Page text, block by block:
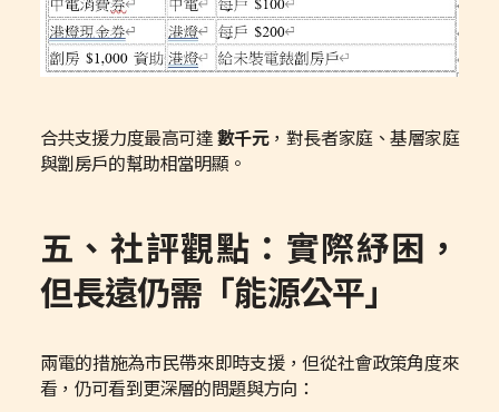
合共支援力度最高可達數千元，對長者家庭、基層家庭
與劏房戶的幫助相當明顯。
五、社評觀點：實際紓困，
但長遠仍需「能源公平」
兩電的措施為市民帶來即時支援，但從社會政策角度來
看，仍可看到更深層的問題與方向：